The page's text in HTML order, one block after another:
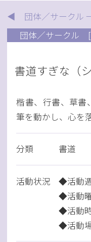
◀ 団体／サークル
団体／サークル
書道すぎな（
楷書、行書、草書
筆を動かし、心を
分類 書道
活動状況
◆活動
◆活動
◆活動
◆活動